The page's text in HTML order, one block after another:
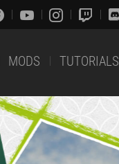
MODS TUTORIALS